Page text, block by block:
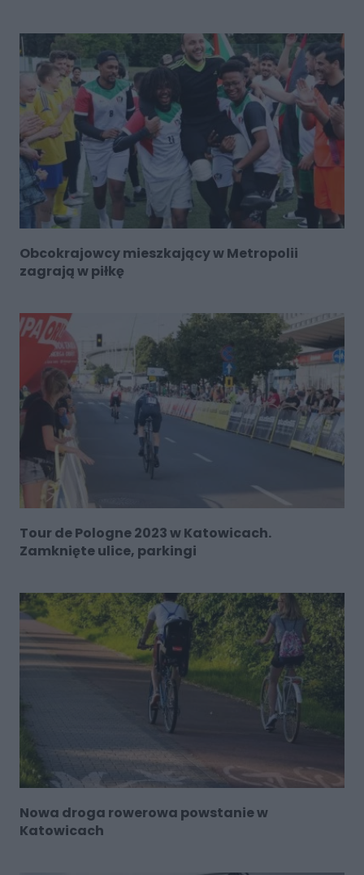
Obcokrajowcy mieszkający w Metropolii
zagrają w piłkę
Tour de Pologne 2023 w Katowicach.
Zamknięte ulice, parkingi
Nowa droga rowerowa powstanie w
Katowicach